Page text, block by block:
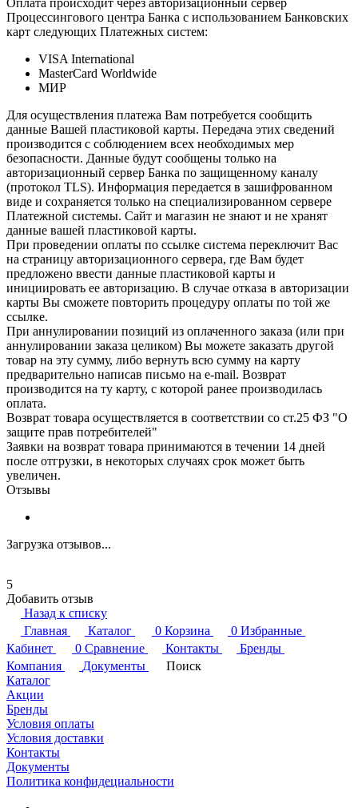
Процессингового центра Банка с использованием Банковских
карт следующих Платежных систем:
VISA International
MasterCard Worldwide
МИР
Для осуществления платежа Вам потребуется сообщить
данные Вашей пластиковой карты. Передача этих сведений
производится с соблюдением всех необходимых мер
безопасности. Данные будут сообщены только на
авторизационный сервер Банка по защищенному каналу
(протокол TLS). Информация передается в зашифрованном
виде и сохраняется только на специализированном сервере
Платежной системы. Сайт и магазин не знают и не хранят
данные вашей пластиковой карты.
При проведении оплаты по ссылке система переключит Вас
на страницу авторизационного сервера, где Вам будет
предложено ввести данные пластиковой карты и
инициировать ее авторизацию. В случае отказа в авторизации
карты Вы сможете повторить процедуру оплаты по той же
ссылке.
При аннулировании позиций из оплаченного заказа (или при
аннулировании заказа целиком) Вы можете заказать другой
товар на эту сумму, либо вернуть всю сумму на карту
предварительно написав письмо на e-mail. Возврат
производится на ту карту, с которой ранее производилась
оплата.
Возврат товара осуществляется в соответствии со ст.25 ФЗ "О
защите прав потребителей"
Заявки на возврат товара принимаются в течении 14 дней
после отгрузки, в некоторых случаях срок может быть
увеличен.
Отзывы
Загрузка отзывов...
5
Добавить отзыв
Назад к списку
Главная
Каталог 0 Корзина 0 Избранные
Кабинет
0 Сравнение Контакты
Бренды
Компания
Документы
Поиск
Каталог
Акции
Бренды
Условия оплаты
Условия доставки
Контакты
Документы
Политика конфидециальности